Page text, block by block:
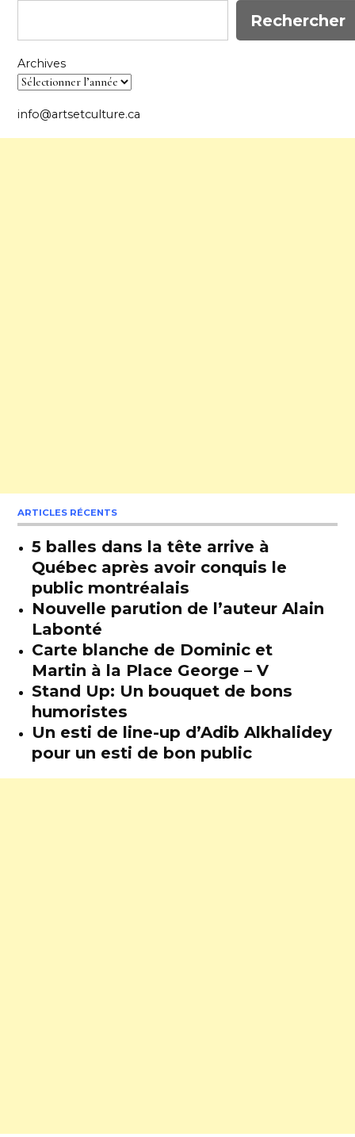
Rechercher
Archives
info@artsetculture.ca
ARTICLES RÉCENTS
5 balles dans la tête arrive à
Québec après avoir conquis le
public montréalais
Nouvelle parution de l’auteur Alain
Labonté
Carte blanche de Dominic et
Martin à la Place George – V
Stand Up: Un bouquet de bons
humoristes
Un esti de line-up d’Adib Alkhalidey
pour un esti de bon public